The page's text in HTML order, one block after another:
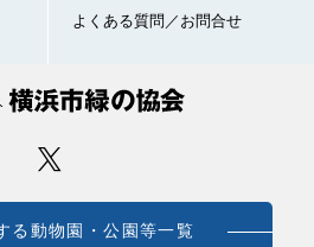
よくある質問／お問合せ
る動物園・公園等一覧